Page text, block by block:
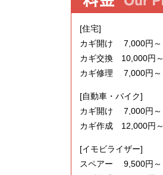
[住宅]
カギ開け 7,000円～
カギ交換 10,000円～
カギ修理 7,000円～
[自動車・バイク]
カギ開け 7,000円～
カギ作成 12,000円～
[イモビライザー]
スペアー 9,500円～